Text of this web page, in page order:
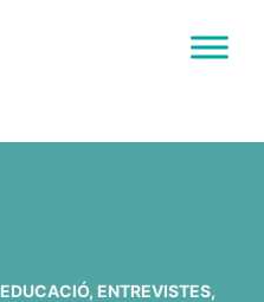
EDUCACIÓ, ENTREVISTES,